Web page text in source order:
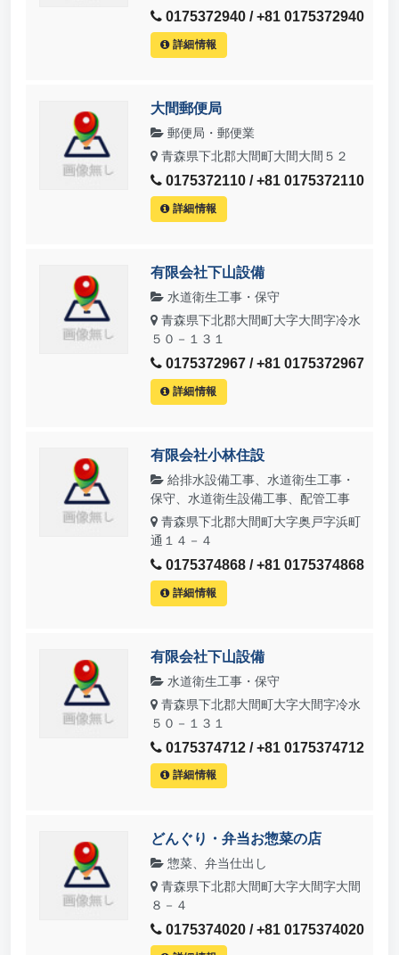
0175372940 / +81 0175372940
詳細情報
大間郵便局
郵便局・郵便業
青森県下北郡大間町大間大間５２
0175372110 / +81 0175372110
詳細情報
有限会社下山設備
水道衛生工事・保守
青森県下北郡大間町大字大間字冷水
５０－１３１
0175372967 / +81 0175372967
詳細情報
有限会社小林住設
給排水設備工事、水道衛生工事・
保守、水道衛生設備工事、配管工事
青森県下北郡大間町大字奥戸字浜町
通１４－４
0175374868 / +81 0175374868
詳細情報
有限会社下山設備
水道衛生工事・保守
青森県下北郡大間町大字大間字冷水
５０－１３１
0175374712 / +81 0175374712
詳細情報
どんぐり・弁当お惣菜の店
惣菜、弁当仕出し
青森県下北郡大間町大字大間字大間
８－４
0175374020 / +81 0175374020